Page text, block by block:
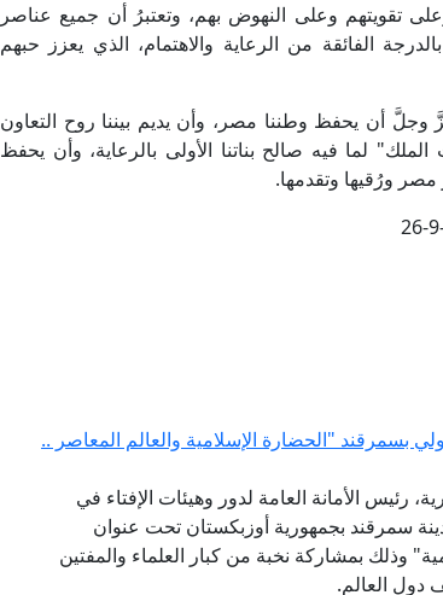
تقويتهم وعلى النهوض بهم، وتعتبرُ أن جميع عناصر
الفائقة من الرعاية والاهتمام، الذي يعزز حبهم
وجلَّ أن يحفظ وطننا مصر، وأن يديم بيننا روح التعاون
لما فيه صالح بناتنا الأولى بالرعاية، وأن يحفظ
ورُقيها وتقدمها.
26-
بسمرقند "الحضارة الإسلامية والعالم المعاصر ..
رئيس الأمانة العامة لدور وهيئات الإفتاء في
سمرقند بجمهورية أوزبكستان تحت عنوان
وذلك بمشاركة نخبة من كبار العلماء والمفتين
دول العالم.